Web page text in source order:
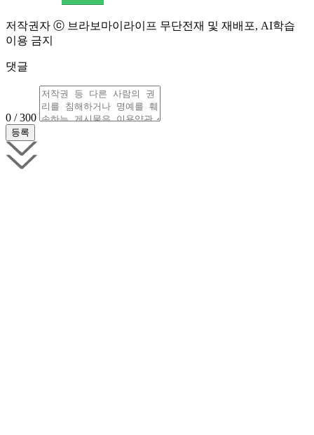
저작권자 ⓒ 브라보마이라이프 무단전재 및 재배포, AI학습
이용 금지
댓글
0 / 300